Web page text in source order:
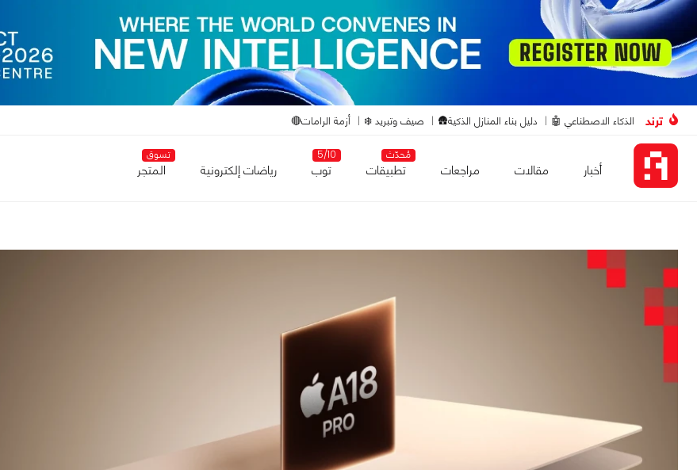
ترند الذكاء الاصطناعي 🤖 دليل بناء المنازل الذكية🛖 صيف وتبريد ❄️ أزمة الرامات🔴
أخبار مقالات مراجعات
مُحدّث
تطبيقات
5/10
توب رياضات إلكترونية
تسوق
المتجر